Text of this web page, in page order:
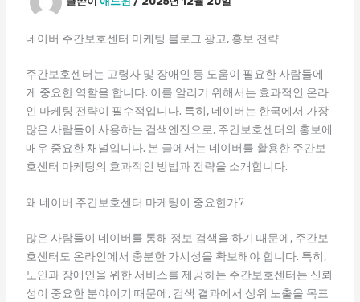
네이버 주간보호센터 마케팅 블로그 광고, 홍보 전략
주간보호센터는 고령자 및 장애인 등 도움이 필요한 사람들에
게 중요한 역할을 합니다. 이를 알리기 위해서는 효과적인 온라
인 마케팅 전략이 필수적입니다. 특히, 네이버는 한국에서 가장
많은 사람들이 사용하는 검색엔진으로, 주간보호센터의 홍보에
매우 중요한 채널입니다. 본 글에서는 네이버를 활용한 주간보
호센터 마케팅의 효과적인 방법과 전략을 소개합니다.
왜 네이버 주간보호센터 마케팅이 중요한가?
많은 사람들이 네이버를 통해 정보 검색을 하기 때문에, 주간보
호센터도 온라인에서 충분한 가시성을 확보해야 합니다. 특히,
노인과 장애인을 위한 서비스를 제공하는 주간보호센터는 신뢰
성이 중요한 분야이기 때문에, 검색 결과에서 상위 노출을 목표